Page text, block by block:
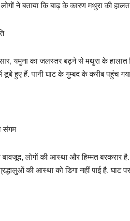
लोगों ने बताया कि बाढ़ के कारण मथुरा की
यमुना का जलस्तर बढ़ने से मथुरा के हालात
डूबे हुए हैं. पानी घाट के गुम्बद के करीब पहुंच
संगम
लोगों की आस्था और हिम्मत बरकरार
की आस्था को डिगा नहीं पाई है. घाट